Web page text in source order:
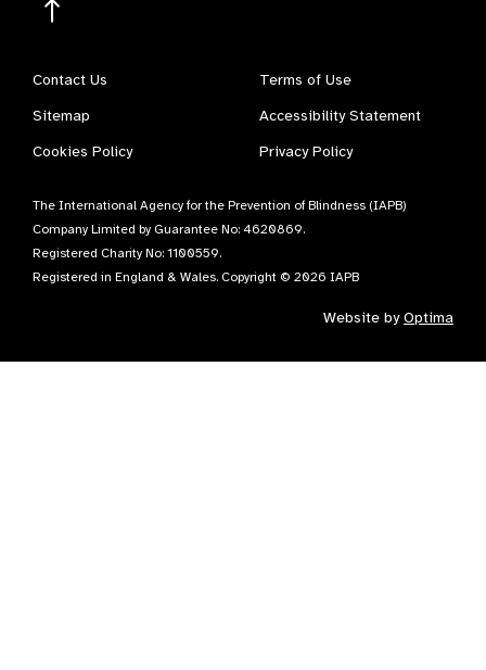
Contact Us
Terms of Use
Sitemap
Accessibility Statement
Cookies Policy
Privacy Policy
The International Agency for the Prevention of Blindness (IAPB)
Company Limited by Guarantee No: 4620869.
Registered Charity No: 1100559.
Registered in England & Wales. Copyright © 2026 IAPB
Website byOptima